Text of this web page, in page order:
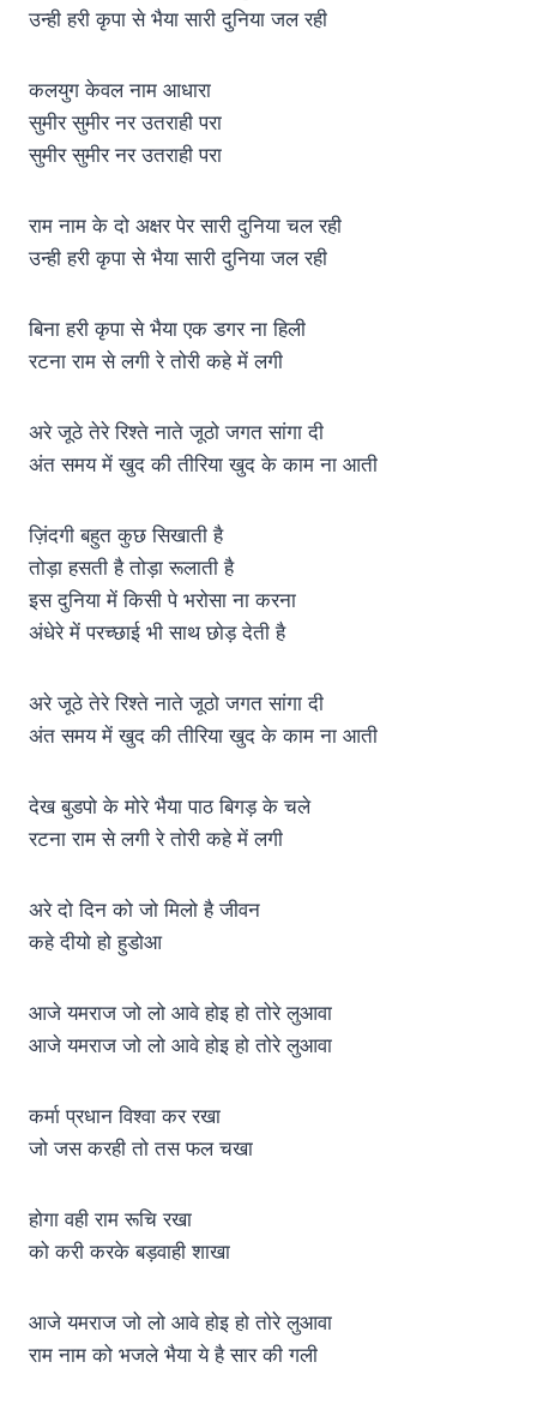
उन्ही हरी कृपा से भैया सारी दुनिया जल रही
कलयुग केवल नाम आधारा
सुमीर सुमीर नर उतराही परा
सुमीर सुमीर नर उतराही परा
राम नाम के दो अक्षर पेर सारी दुनिया चल रही
उन्ही हरी कृपा से भैया सारी दुनिया जल रही
बिना हरी कृपा से भैया एक डगर ना हिली
रटना राम से लगी रे तोरी कहे में लगी
अरे जूठे तेरे रिश्ते नाते जूठो जगत सांगा दी
अंत समय में खुद की तीरिया खुद के काम ना आती
ज़िंदगी बहुत कुछ सिखाती है
तोड़ा हसती है तोड़ा रूलाती है
इस दुनिया में किसी पे भरोसा ना करना
अंधेरे में परच्छाई भी साथ छोड़ देती है
अरे जूठे तेरे रिश्ते नाते जूठो जगत सांगा दी
अंत समय में खुद की तीरिया खुद के काम ना आती
देख बुडपो के मोरे भैया पाठ बिगड़ के चले
रटना राम से लगी रे तोरी कहे में लगी
अरे दो दिन को जो मिलो है जीवन
कहे दीयो हो हुडोआ
आजे यमराज जो लो आवे होइ हो तोरे लुआवा
आजे यमराज जो लो आवे होइ हो तोरे लुआवा
कर्मा प्रधान विश्वा कर रखा
जो जस करही तो तस फल चखा
होगा वही राम रूचि रखा
को करी करके बड़वाही शाखा
आजे यमराज जो लो आवे होइ हो तोरे लुआवा
राम नाम को भजले भैया ये है सार की गली